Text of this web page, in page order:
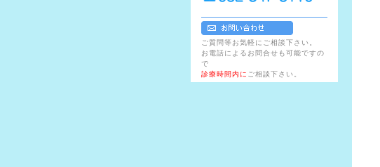
ご質問等お気軽にご相談下さい。
お電話によるお問合せも可能ですの
で
診療時間内に ご相談下さい。